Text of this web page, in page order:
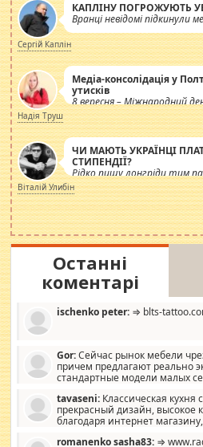
КАПЛІНУ ПОГРОЖУЮТЬ
Вранці невідомі підкинули
Сергій Каплін
Медіа-консолідація у
утисків
8 вересня – Міжнародний
журналістів.
Надія Труш
ЧИ МАЮТЬ УКРАЇНЦІ
СТИПЕНДІЇ?
Рідко пишу лонгріди тим
просто дістало! Обурюють
навколо
роздувається ще одна
Віталій Улибін
Останні
коментарі
ischenko peter: ⇒ blts-
Gor:Сейчас рынок мебели
причем предлагают реально
стандартные модели малых
стандартные формы, в MebelOk,
со вкусом все в порядке, без
мебель, а это не последний фактор.
tavaseni: Классическая кухня
прекрасный дизайн, высокое
благодаря интернет
romanenko sasha83: ⇒